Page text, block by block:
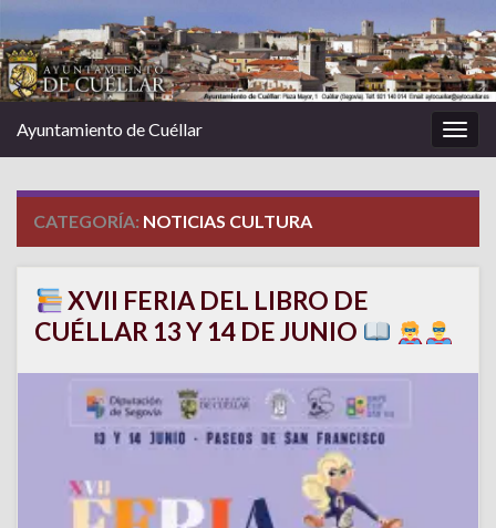
la
Ayuntamiento de Cuéllar
CATEGORÍA: NOTICIAS CULTURA
XVII FERIA DEL LIBRO DE
CUÉLLAR 13 Y 14 DE JUNIO